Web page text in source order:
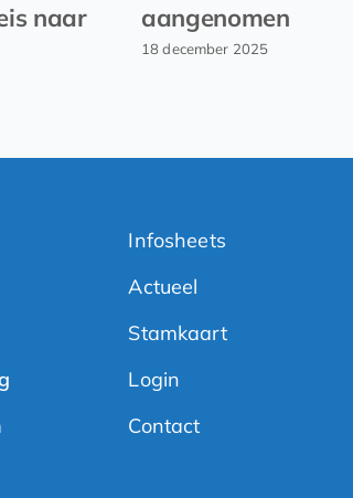
naar
aangenomen
18 december 2025
Infosheets
Actueel
Stamkaart
Login
Contact